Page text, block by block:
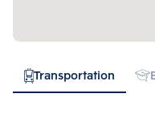
Transportation